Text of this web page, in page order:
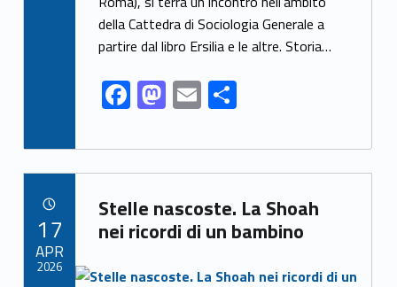
b
o
o
k
d
o
n
l e
della Cattedra di Sociologia Generale a
partire dal libro Ersilia e le altre. Storia…
F
ac
e
b
o
o
k
M
as
to
d
o
n
E
m
ai
l
S
h
ar
e
Link identifier archive #link-archive-89545
Stelle nascoste. La Shoah
nei ricordi di un bambino
Link identifier archive #link-archive-thumb-soap-17287
17
APR
2026